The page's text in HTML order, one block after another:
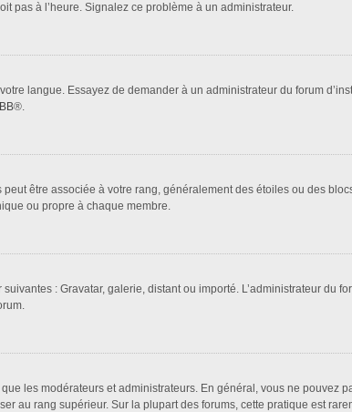
pas à l’heure. Signalez ce problème à un administrateur.
langue. Essayez de demander à un administrateur du forum
®.
être associée à votre rang, généralement des étoiles ou des
ou propre à chaque membre.
: Gravatar, galerie, distant ou importé. L’administrateur du
les modérateurs et administrateurs. En général, vous ne pouvez
au rang supérieur. Sur la plupart des forums, cette pratique est